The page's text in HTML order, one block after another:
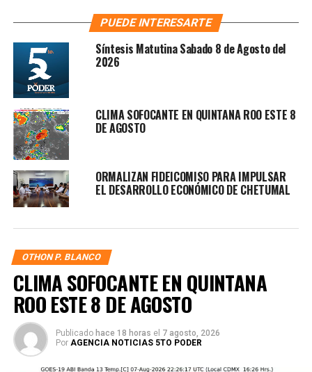
PUEDE INTERESARTE
Síntesis Matutina Sabado 8 de Agosto del
2026
CLIMA SOFOCANTE EN QUINTANA ROO ESTE 8
DE AGOSTO
ORMALIZAN FIDEICOMISO PARA IMPULSAR
EL DESARROLLO ECONÓMICO DE CHETUMAL
OTHON P. BLANCO
CLIMA SOFOCANTE EN QUINTANA
ROO ESTE 8 DE AGOSTO
Publicado hace 18 horas el 7 agosto, 2026
Por AGENCIA NOTICIAS 5TO PODER